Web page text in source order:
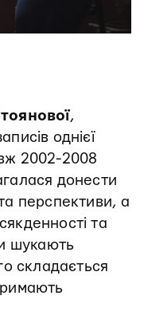
,
однієї
2002-2008
донести
перспективи, а
та
шукають
складається